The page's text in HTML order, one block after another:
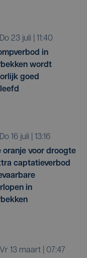
do 23 juli | 11:40
in
wordt
goed
do 16 juli | 13:16
oranje voor droogte
captatieverbod
in
vr 13 maart | 07:47